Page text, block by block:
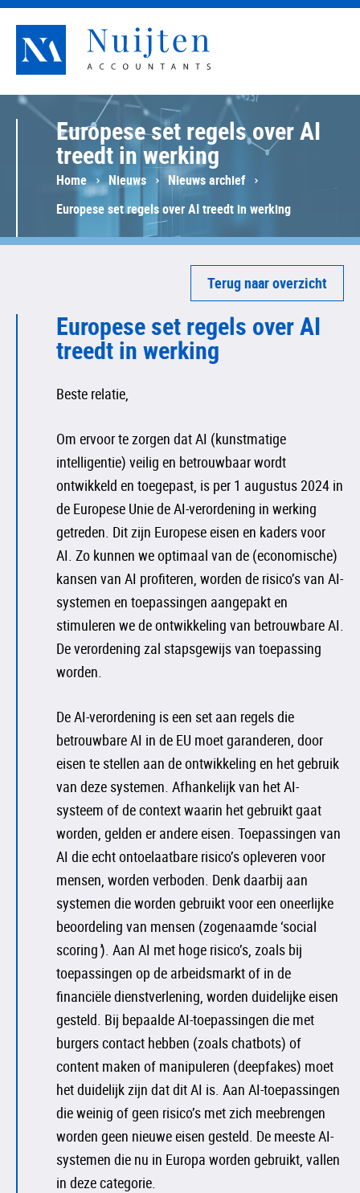
Nuijten Accountants
Europese set regels over AI
treedt in werking
Home Nieuws
Nieuws archief
Europese set regels over AI treedt in werking
Terug naar overzicht
Europese set regels over AI
treedt in werking
Beste relatie,
Om ervoor te zorgen dat AI (kunstmatige
intelligentie) veilig en betrouwbaar wordt
ontwikkeld en toegepast, is per 1 augustus 2024 in
de Europese Unie de AI-verordening in werking
getreden. Dit zijn Europese eisen en kaders voor
AI. Zo kunnen we optimaal van de (economische)
kansen van AI profiteren, worden de risico’s van AI-
systemen en toepassingen aangepakt en
stimuleren we de ontwikkeling van betrouwbare AI.
De verordening zal stapsgewijs van toepassing
worden.
De AI-verordening is een set aan regels die
betrouwbare AI in de EU moet garanderen, door
eisen te stellen aan de ontwikkeling en het gebruik
van deze systemen. Afhankelijk van het AI-
systeem of de context waarin het gebruikt gaat
worden, gelden er andere eisen. Toepassingen van
AI die echt ontoelaatbare risico’s opleveren voor
mensen, worden verboden. Denk daarbij aan
systemen die worden gebruikt voor een oneerlijke
beoordeling van mensen (zogenaamde ‘social
scoring). Aan AI met hoge risico’s, zoals bij
toepassingen op de arbeidsmarkt of in de
financiële dienstverlening, worden duidelijke eisen
gesteld. Bij bepaalde AI-toepassingen die met
burgers contact hebben (zoals chatbots) of
content maken of manipuleren (deepfakes) moet
het duidelijk zijn dat dit AI is. Aan AI-toepassingen
die weinig of geen risico’s met zich meebrengen
worden geen nieuwe eisen gesteld. De meeste AI-
systemen die nu in Europa worden gebruikt, vallen
in deze categorie.